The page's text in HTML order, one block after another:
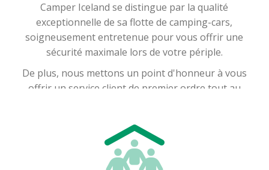
Camper Iceland se distingue par la qualité
exceptionnelle de sa flotte de camping-cars,
soigneusement entretenue pour vous offrir une
sécurité maximale lors de votre périple.
De plus, nous mettons un point d'honneur à vous
offrir un service client de premier ordre tout au
recherche d'aventures uniques, nous avons le
camping-car qui correspond à vos besoins. Notre
flotte comprend une variété de véhicules, allant des